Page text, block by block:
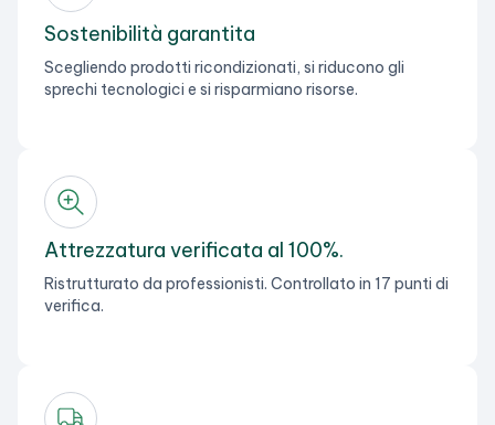
Sostenibilità garantita
Scegliendo prodotti ricondizionati, si riducono gli
sprechi tecnologici e si risparmiano risorse.
Attrezzatura verificata al 100%.
Ristrutturato da professionisti. Controllato in 17 punti di
verifica.